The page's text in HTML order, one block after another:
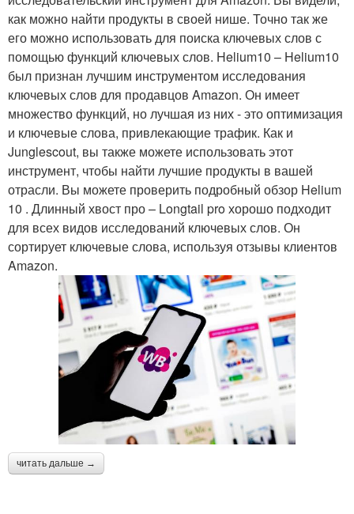
как можно найти продукты в своей нише. Точно так же
его можно использовать для поиска ключевых слов с
помощью функций ключевых слов. Helium10 – Helium10
был признан лучшим инструментом исследования
ключевых слов для продавцов Amazon. Он имеет
множество функций, но лучшая из них - это оптимизация
и ключевые слова, привлекающие трафик. Как и
Junglescout, вы также можете использовать этот
инструмент, чтобы найти лучшие продукты в вашей
отрасли. Вы можете проверить подробный обзор Helium
10 . Длинный хвост про – Longtail pro хорошо подходит
для всех видов исследований ключевых слов. Он
сортирует ключевые слова, используя отзывы клиентов
Amazon.
читать дальше →